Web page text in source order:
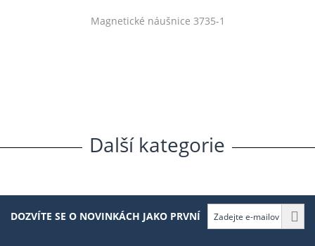
Magnetické náušnice 3735-1
Další. kategorie
DOZVÍTE SE O NOVINKÁCH JAKO PRVNÍ